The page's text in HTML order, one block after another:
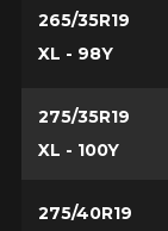
265/35R19
XL - 98Y
275/35R19
XL - 100Y
275/40R19